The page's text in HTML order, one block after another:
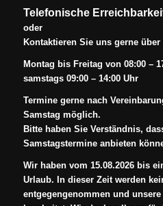
Telefonische
oder
Kontaktieren Sie uns gerne über
Montag bis Freitag von 08:00 –
samstags 09:00 – 14:00 Uhr
Termine gerne nach
Samstag möglich.
Bitte haben Sie Verständnis,
Samstagstermine anbieten
Wir haben vom 15.08.2026 bis
Urlaub. In dieser Zeit werden
entgegengenommen und